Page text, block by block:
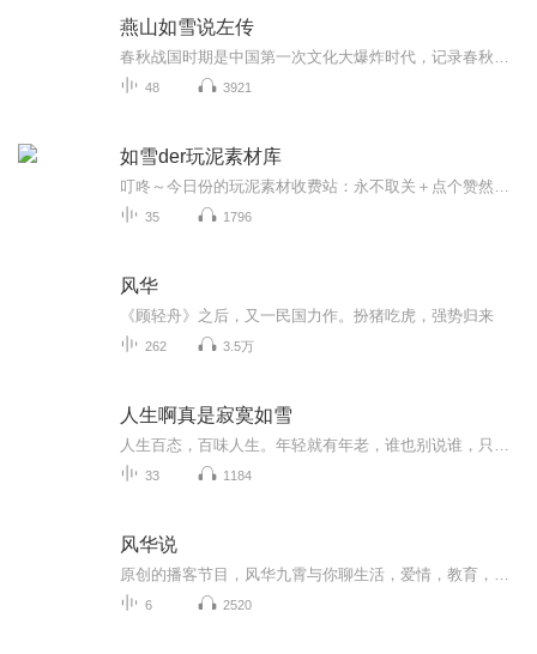
燕山如雪说左传
48 3921
如雪der玩泥素材库
35 1796
风华
《顾轻舟》之后，又一民国力作。扮猪吃虎，强势归来
262 3.5万
人生啊真是寂寞如雪
33 1184
风华说
6 2520